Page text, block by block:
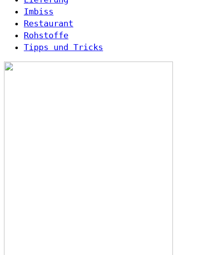
Imbiss
Restaurant
Rohstoffe
Tipps und Tricks